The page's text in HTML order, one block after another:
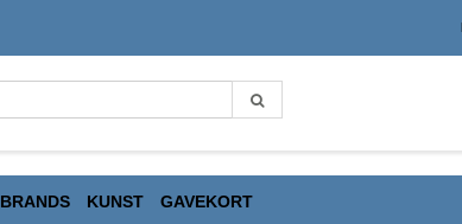
BRANDS KUNST GAVEKORT